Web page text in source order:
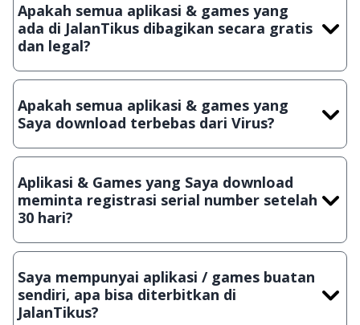
Apakah semua aplikasi & games yang
ada di JalanTikus dibagikan secara gratis
dan legal?
Ya, JalanTikus hanya membagikan aplikasi & games yang
crack, patch atau semacamnya.
Apakah semua aplikasi & games yang
Saya download terbebas dari Virus?
Ya, JalanTikus selalu melakukan scanning dengan 3 jenis
suatu aplikasi atau games, sehingga bisa dijamin 100%
terbebas dari virus.
Aplikasi & Games yang Saya download
meminta registrasi serial number setelah
30 hari?
Meskipun dibagikan secara gratis, namun ada beberapa
hanya bisa digunakan dalam jangka waktu tertentu dan jika
ingin lanjut menggunakannya kamu harus membeli lisensi
aslinya.
Saya mempunyai aplikasi / games buatan
sendiri, apa bisa diterbitkan di
JalanTikus?